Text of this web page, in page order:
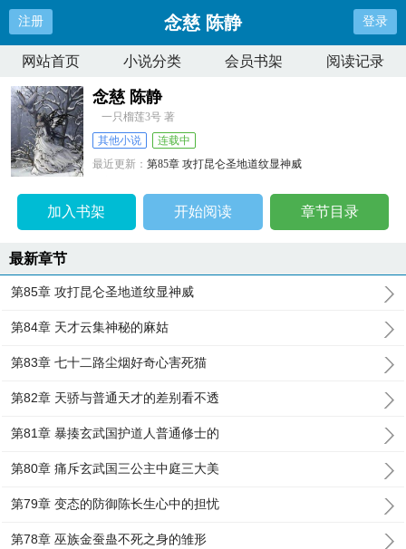
注册 念慈 陈静 登录
网站首页 小说分类 会员书架 阅读记录
念慈 陈静
一只榴莲3号 著
其他小说
连载中
最近更新：第85章 攻打昆仑圣地道纹显神威
加入书架 开始阅读 章节目录
最新章节
第85章 攻打昆仑圣地道纹显神威
第84章 天才云集神秘的麻姑
第83章 七十二路尘烟好奇心害死猫
第82章 天骄与普通天才的差别看不透
第81章 暴揍玄武国护道人普通修士的
第80章 痛斥玄武国三公主中庭三大美
第79章 变态的防御陈长生心中的担忧
第78章 巫族金蚕蛊不死之身的雏形